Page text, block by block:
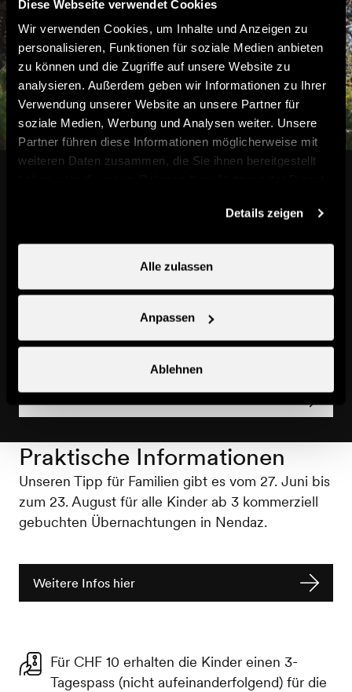
Diese Webseite verwendet Cookies
Wir verwenden Cookies, um Inhalte und Anzeigen zu
personalisieren, Funktionen für soziale Medien anbieten
zu können und die Zugriffe auf unsere Website zu
analysieren. Außerdem geben wir Informationen zu Ihrer
Verwendung unserer Website an unsere Partner für
soziale Medien, Werbung und Analysen weiter. Unsere
Partner führen diese Informationen möglicherweise mit
weiteren Daten zusammen, die Sie ihnen bereitgestellt
Details zeigen
Alle zulassen
Anpassen
Ablehnen
Willkommen im
Familienparadies
Atemberaubende Landschaften,
abwechslungsreiche Wanderungen und
Sommeraktivitäten für Gross und Klein.
Mehr Infos
Praktische Informationen
Unseren Tipp für Familien gibt es vom 27. Juni bis
zum 23. August für alle Kinder ab 3 kommerziell
gebuchten Übernachtungen in Nendaz.
Weitere Infos hier
Für CHF 10 erhalten die Kinder einen 3-
Tagespass (nicht aufeinanderfolgend) für die